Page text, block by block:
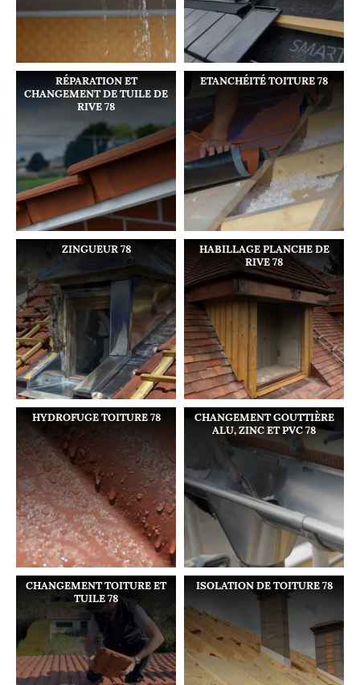
RÉPARATION ET
CHANGEMENT DE TUILE DE
RIVE 78
ETANCHÉITÉ TOITURE 78
ZINGUEUR 78
HABILLAGE PLANCHE DE
RIVE 78
HYDROFUGE TOITURE 78
CHANGEMENT GOUTTIÈRE
ALU, ZINC ET PVC 78
CHANGEMENT TOITURE ET
TUILE 78
ISOLATION DE TOITURE 78